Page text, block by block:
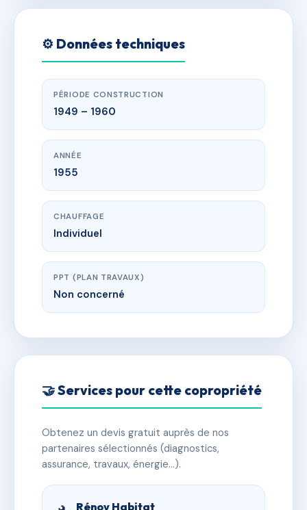
⚙️ Données techniques
PÉRIODE CONSTRUCTION
1949 – 1960
ANNÉE
1955
CHAUFFAGE
Individuel
PPT (PLAN TRAVAUX)
Non concerné
🤝 Services pour cette copropriété
Obtenez un devis gratuit auprès de nos
partenaires sélectionnés (diagnostics,
assurance, travaux, énergie…).
Rénov Habitat